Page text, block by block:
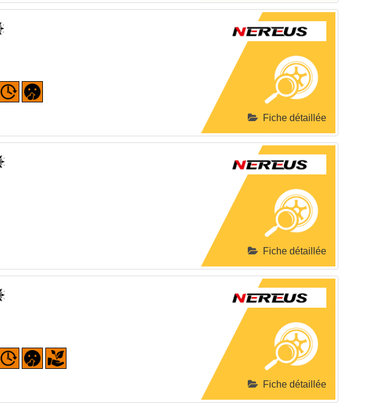
Fiche détaillée
Fiche détaillée
Fiche détaillée